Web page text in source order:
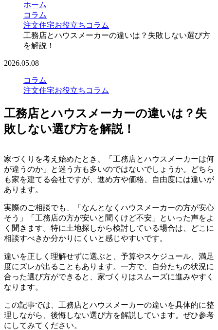
ホーム
コラム
注文住宅お役立ちコラム
工務店とハウスメーカーの違いは？失敗しない選び方
を解説！
2026.05.08
コラム
注文住宅お役立ちコラム
工務店とハウスメーカーの違いは？失
敗しない選び方を解説！
家づくりを考え始めたとき、「工務店とハウスメーカーは何
が違うのか」と迷う方も多いのではないでしょうか。どちら
も家を建てる会社ですが、進め方や価格、自由度には違いが
あります。
実際のご相談でも、「なんとなくハウスメーカーの方が安心
そう」「工務店の方が安いと聞くけど不安」といった声をよ
く聞きます。特に土地探しから検討している場合は、どこに
相談すべきか分かりにくいと感じやすいです。
違いを正しく理解せずに選ぶと、予算やスケジュール、満足
度にズレが出ることもあります。一方で、自分たちの状況に
合った選び方ができると、家づくりはスムーズに進みやすく
なります。
この記事では、工務店とハウスメーカーの違いを具体的に整
理しながら、後悔しない選び方を解説しています。ぜひ参考
にしてみてください。